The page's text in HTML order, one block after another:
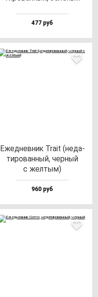
477 руб
Ежед­нев­ник Tra­it (не­да­
ти­ро­ван­ный, чер­ный
с жел­тым)
960 руб